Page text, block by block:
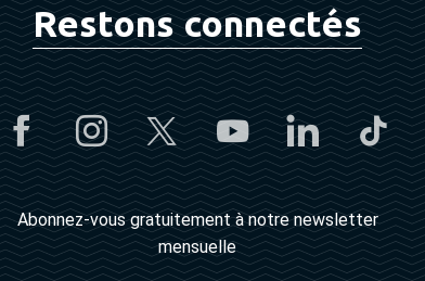
Restons connectés
Abonnez-vous gratuitement à notre newsletter
mensuelle